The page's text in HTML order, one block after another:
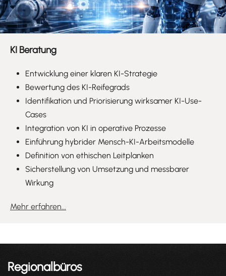
KI Beratung
Entwicklung einer klaren KI-Strategie
Bewertung des KI-Reifegrads
Identifikation und Priorisierung wirksamer KI-Use-
Cases
Integration von KI in operative Prozesse
Einführung hybrider Mensch-KI-Arbeitsmodelle
Definition von ethischen Leitplanken
Sicherstellung von Umsetzung und messbarer
Wirkung
Mehr erfahren...
Regionalbüros